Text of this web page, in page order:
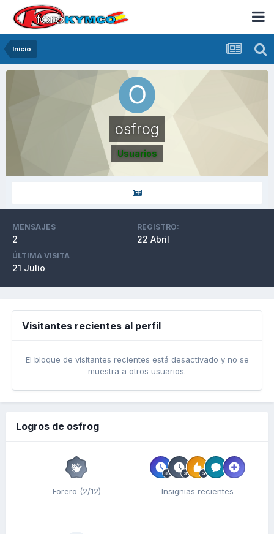
Inicio
osfrog
Usuarios
MENSAJES
2
REGISTRO:
22 Abril
ÚLTIMA VISITA
21 Julio
Visitantes recientes al perfil
El bloque de visitantes recientes está desactivado y no se
muestra a otros usuarios.
Logros de osfrog
Forero (2/12) Insignias recientes